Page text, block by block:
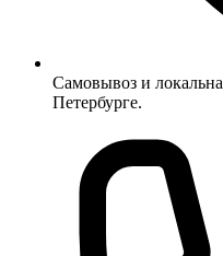
Самовывоз и
Петербурге.